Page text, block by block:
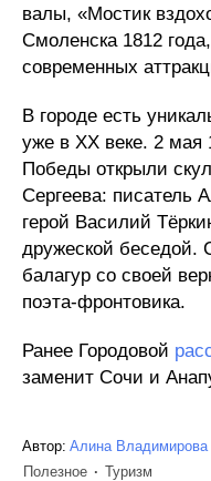
валы, «Мостик
Смоленска 1812
современных
В городе есть
уже в XX веке. 2 мая
Победы открыли
Сергеева: писатель
герой Василий
дружеской беседой.
балагур со своей
поэта-фронтовика.
Ранее Городовой
заменит Сочи и
Автор: Алина Владимирова
Полезное
Туризм